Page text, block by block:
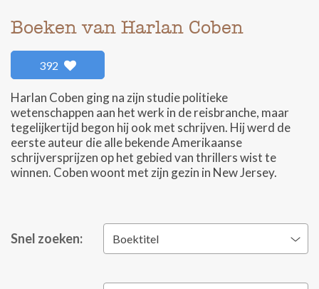
Boeken van Harlan Coben
392
Harlan Coben ging na zijn studie politieke
wetenschappen aan het werk in de reisbranche, maar
tegelijkertijd begon hij ook met schrijven. Hij werd de
eerste auteur die alle bekende Amerikaanse
schrijversprijzen op het gebied van thrillers wist te
winnen. Coben woont met zijn gezin in New Jersey.
Snel zoeken: Boektitel